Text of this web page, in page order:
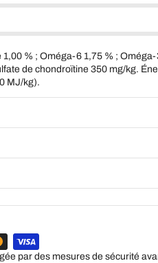
% ; Oméga-6 1,75 % ;
de chondroïtine 350 mg/kg.
MJ/kg).
par des mesures de sécurité